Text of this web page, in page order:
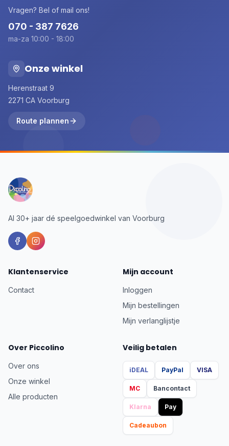
Vragen? Bel of mail ons!
070 - 387 7626
ma-za 10:00 - 18:00
Onze winkel
Herenstraat 9
2271 CA Voorburg
Route plannen
Al 30+ jaar dé speelgoedwinkel van Voorburg
Klantenservice
Contact
Mijn account
Inloggen
Mijn bestellingen
Mijn verlanglijstje
Over Piccolino
Over ons
Onze winkel
Alle producten
Veilig betalen
iDEAL PayPal VISA
MC Bancontact
Klarna Pay
Cadeaubon